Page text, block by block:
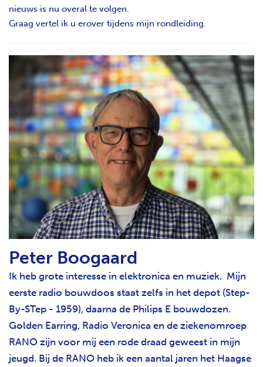
nieuws is nu overal te volgen.
Graag vertel ik u erover tijdens mijn rondleiding.
Peter Boogaard
Ik heb grote interesse in elektronica en muziek. Mijn
eerste radio bouwdoos staat zelfs in het depot (Step-
By-STep - 1959), daarna de Philips E bouwdozen.
Golden Earring, Radio Veronica en de ziekenomroep
RANO zijn voor mij een rode draad geweest in mijn
jeugd. Bij de RANO heb ik een aantal jaren het Haagse